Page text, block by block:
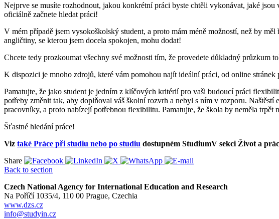
Nejprve se musíte rozhodnout, jakou konkrétní práci byste chtěli vykonávat, jaké
oficiálně začnete hledat práci!
V mém případě jsem vysokoškolský student, a proto mám méně možností, než by
angličtiny, se kterou jsem docela spokojen, mohu dodat!
Chcete tedy prozkoumat všechny své možnosti tím, že provedete důkladný průzkum
K dispozici je mnoho zdrojů, které vám pomohou najít ideální práci, od online
Pamatujte, že jako student je jedním z klíčových kritérií pro vaši budoucí práci
potřeby změnit tak, aby doplňoval váš školní rozvrh a nebyl s ním v rozporu.
pracovníky, a proto nabízejí potřebnou flexibilitu. Pamatujte, že škola by neměla trpět
Šťastné hledání práce!
Viz také Práce při studiu nebo po studiu dostupném StudiumV sekci Život a
Share
Back to section
Czech National Agency for International Education and Research
Na Poříčí 1035/4, 110 00 Prague, Czechia
www.dzs.cz
info@studyin.cz